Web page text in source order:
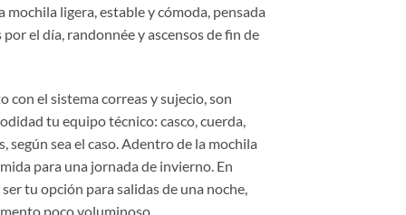
mochila ligera, estable y cómoda, pensada
el día, randonnée y ascensos de fin de
con el sistema correas y sujecio, son
tu equipo técnico: casco, cuerda,
según sea el caso. Adentro de la mochila
para una jornada de invierno. En
ser tu opción para salidas de una noche,
poco voluminoso.